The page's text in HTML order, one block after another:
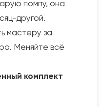
помпу, она
другой.
мастеру за
Меняйте всё
комплект